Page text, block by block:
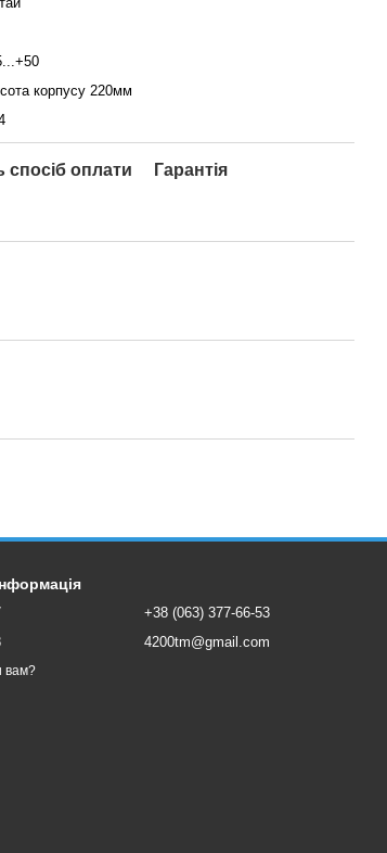
корпусу 220мм
спосіб оплати Гарантія
вам?
+38 (063) 377-66-53
4200tm@gmail.com